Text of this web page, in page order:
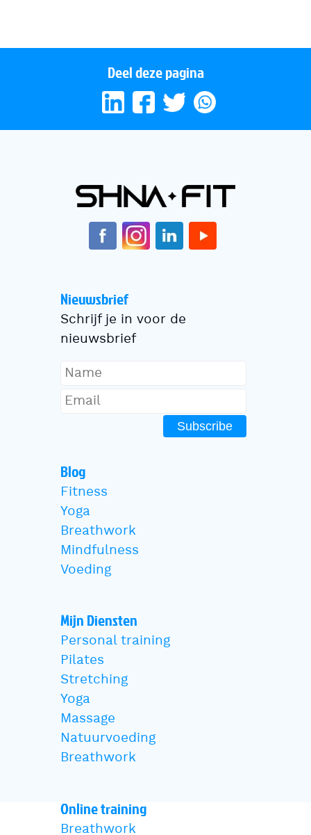
Deel deze pagina
Nieuwsbrief
Schrijf je in voor de
nieuwsbrief
Subscribe
Blog
Fitness
Yoga
Breathwork
Mindfulness
Voeding
Mijn Diensten
Personal training
Pilates
Stretching
Yoga
Massage
Natuurvoeding
Breathwork
Online training
Breathwork